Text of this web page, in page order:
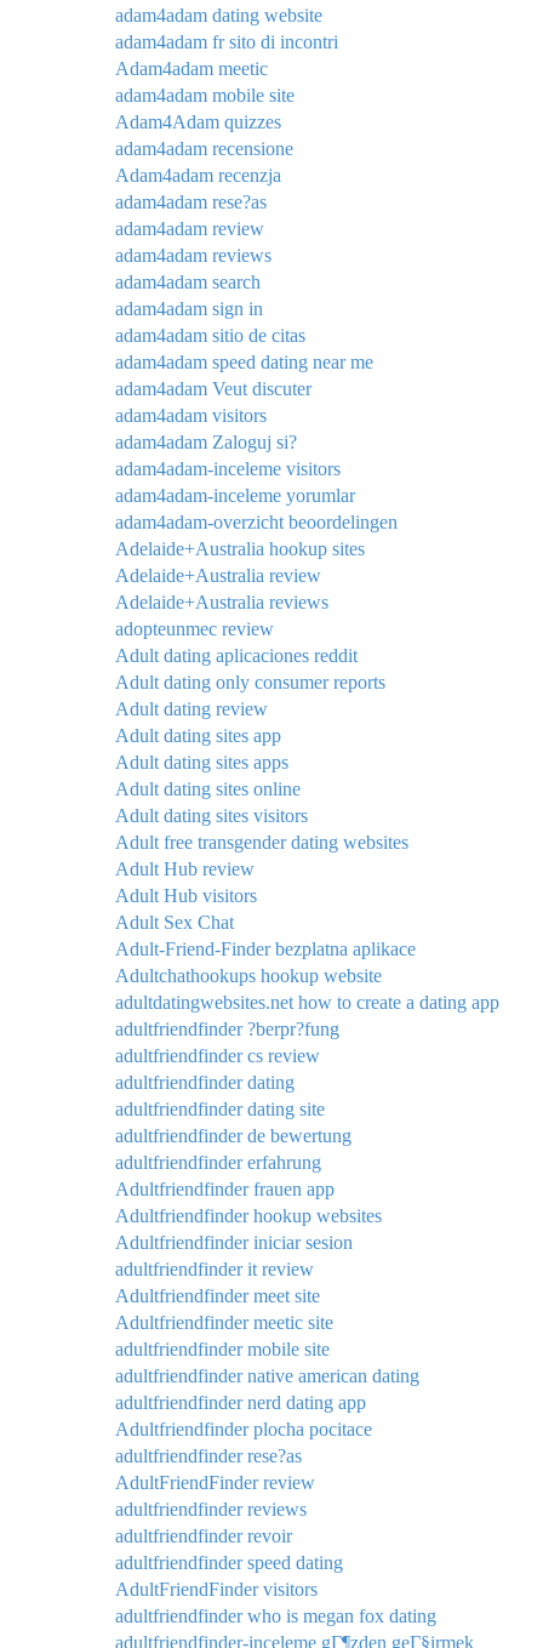
adam4adam dating website
adam4adam fr sito di incontri
Adam4adam meetic
adam4adam mobile site
Adam4Adam quizzes
adam4adam recensione
Adam4adam recenzja
adam4adam rese?as
adam4adam review
adam4adam reviews
adam4adam search
adam4adam sign in
adam4adam sitio de citas
adam4adam speed dating near me
adam4adam Veut discuter
adam4adam visitors
adam4adam Zaloguj si?
adam4adam-inceleme visitors
adam4adam-inceleme yorumlar
adam4adam-overzicht beoordelingen
Adelaide+Australia hookup sites
Adelaide+Australia review
Adelaide+Australia reviews
adopteunmec review
Adult dating aplicaciones reddit
Adult dating only consumer reports
Adult dating review
Adult dating sites app
Adult dating sites apps
Adult dating sites online
Adult dating sites visitors
Adult free transgender dating websites
Adult Hub review
Adult Hub visitors
Adult Sex Chat
Adult-Friend-Finder bezplatna aplikace
Adultchathookups hookup website
adultdatingwebsites.net how to create a dating app
adultfriendfinder ?berpr?fung
adultfriendfinder cs review
adultfriendfinder dating
adultfriendfinder dating site
adultfriendfinder de bewertung
adultfriendfinder erfahrung
Adultfriendfinder frauen app
Adultfriendfinder hookup websites
Adultfriendfinder iniciar sesion
adultfriendfinder it review
Adultfriendfinder meet site
Adultfriendfinder meetic site
adultfriendfinder mobile site
adultfriendfinder native american dating
adultfriendfinder nerd dating app
Adultfriendfinder plocha pocitace
adultfriendfinder rese?as
AdultFriendFinder review
adultfriendfinder reviews
adultfriendfinder revoir
adultfriendfinder speed dating
AdultFriendFinder visitors
adultfriendfinder who is megan fox dating
adultfriendfinder-inceleme gГ¶zden geГ§irmek